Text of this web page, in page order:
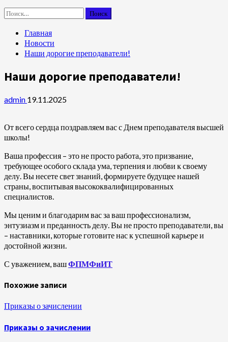
Найти:
Главная
Новости
Наши дорогие преподаватели!
Наши дорогие преподаватели!
admin 19.11.2025
От всего сердца поздравляем вас с Днем преподавателя высшей
школы!
Ваша профессия – это не просто работа, это призвание,
требующее особого склада ума, терпения и любви к своему
делу. Вы несете свет знаний, формируете будущее нашей
страны, воспитывая высококвалифицированных
специалистов.
Мы ценим и благодарим вас за ваш профессионализм,
энтузиазм и преданность делу. Вы не просто преподаватели, вы
– наставники, которые готовите нас к успешной карьере и
достойной жизни.
С уважением, вашФПМФиИТ
Похожие записи
Приказы о зачислении
Приказы о зачислении